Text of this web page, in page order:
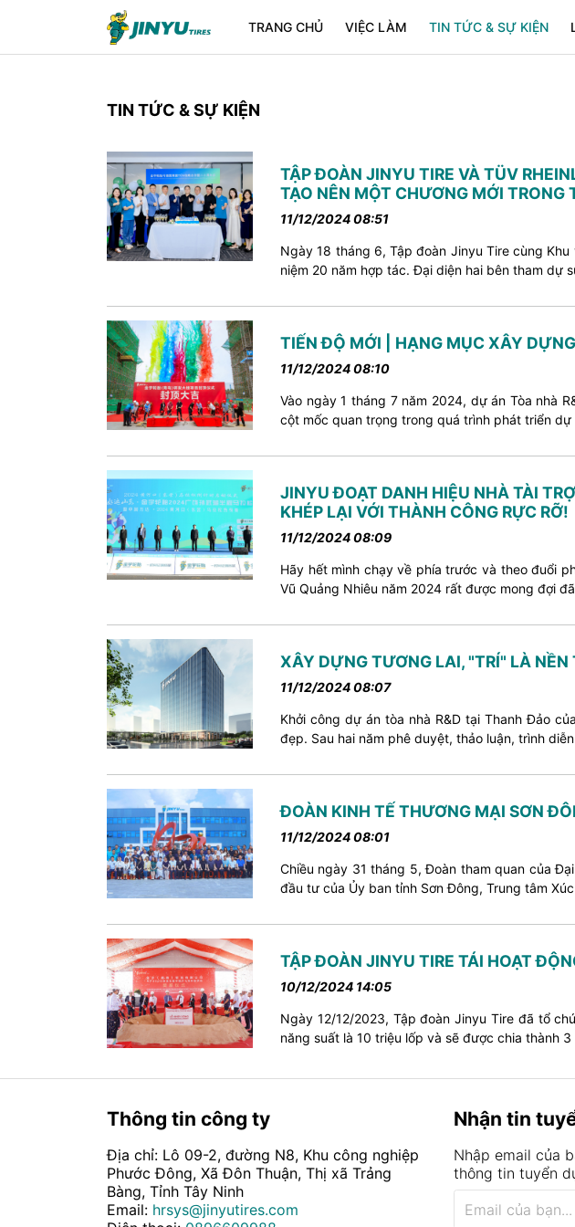
TRANG CHỦ VIỆC LÀM TIN TỨC & SỰ KIỆN
TIN TỨC & SỰ KIỆN
TẬP ĐOÀN JINYU TIRE VÀ TÜV
TẠO NÊN MỘT CHƯƠNG MỚI TRONG
11/12/2024 08:51
Ngày 18 tháng 6, Tập đoàn Jinyu Tire cùng
niệm 20 năm hợp tác. Đại diện hai bên tham dự
TIẾN ĐỘ MỚI | HẠNG MỤC XÂY
11/12/2024 08:10
Vào ngày 1 tháng 7 năm 2024, dự án Tòa nhà
cột mốc quan trọng trong quá trình phát triển dự
JINYU ĐOẠT DANH HIỆU NHÀ TÀI
KHÉP LẠI VỚI THÀNH CÔNG RỰC RỠ!
11/12/2024 08:09
Hãy hết mình chạy về phía trước và theo đuổi
Vũ Quảng Nhiêu năm 2024 rất được mong đợi
XÂY DỰNG TƯƠNG LAI, "TRÍ" LÀ NỀN
11/12/2024 08:07
Khởi công dự án tòa nhà R&D tại Thanh Đảo
đẹp. Sau hai năm phê duyệt, thảo luận, trình
ĐOÀN KINH TẾ THƯƠNG MẠI SƠN
11/12/2024 08:01
Chiều ngày 31 tháng 5, Đoàn tham quan của
đầu tư của Ủy ban tỉnh Sơn Đông, Trung tâm
TẬP ĐOÀN JINYU TIRE TÁI HOẠT
10/12/2024 14:05
Ngày 12/12/2023, Tập đoàn Jinyu Tire đã tổ
năng suất là 10 triệu lốp và sẽ được chia thành
Thông tin công ty
Địa chỉ: Lô 09-2, đường N8, Khu công nghiệp
Phước Đông, Xã Đôn Thuận, Thị xã Trảng
Bàng, Tỉnh Tây Ninh
Email: hrsys@jinyutires.com
Nhận tin
Nhập email của
thông tin tuyển